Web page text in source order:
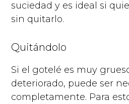
suciedad y es ideal si
sin quitarlo.
Quitándolo
Si el gotelé es muy
deteriorado, puede ser
completamente. Para